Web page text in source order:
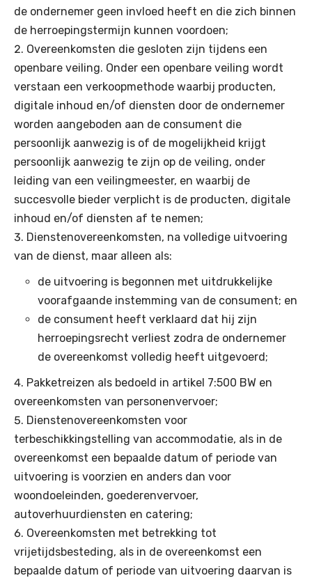
de ondernemer geen invloed heeft en die zich binnen
de herroepingstermijn kunnen voordoen;
Overeenkomsten die gesloten zijn tijdens een
openbare veiling. Onder een openbare veiling wordt
verstaan een verkoopmethode waarbij producten,
digitale inhoud en/of diensten door de ondernemer
worden aangeboden aan de consument die
persoonlijk aanwezig is of de mogelijkheid krijgt
persoonlijk aanwezig te zijn op de veiling, onder
leiding van een veilingmeester, en waarbij de
succesvolle bieder verplicht is de producten, digitale
inhoud en/of diensten af te nemen;
Dienstenovereenkomsten, na volledige uitvoering
van de dienst, maar alleen als:
de uitvoering is begonnen met uitdrukkelijke
voorafgaande instemming van de consument; en
de consument heeft verklaard dat hij zijn
herroepingsrecht verliest zodra de ondernemer
de overeenkomst volledig heeft uitgevoerd;
Pakketreizen als bedoeld in artikel 7:500 BW en
overeenkomsten van personenvervoer;
Dienstenovereenkomsten voor
terbeschikkingstelling van accommodatie, als in de
overeenkomst een bepaalde datum of periode van
uitvoering is voorzien en anders dan voor
woondoeleinden, goederenvervoer,
autoverhuurdiensten en catering;
Overeenkomsten met betrekking tot
vrijetijdsbesteding, als in de overeenkomst een
bepaalde datum of periode van uitvoering daarvan is